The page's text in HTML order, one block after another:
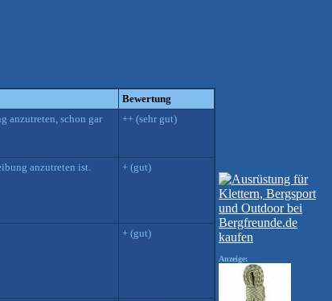
Bewertung
anzutreten, schon gar
++ (sehr gut)
anzutreten ist. + (gut)
+ (gut)
Anzeige: